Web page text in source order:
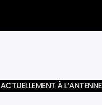
ACTUELLEMENT À L’ANTENNE